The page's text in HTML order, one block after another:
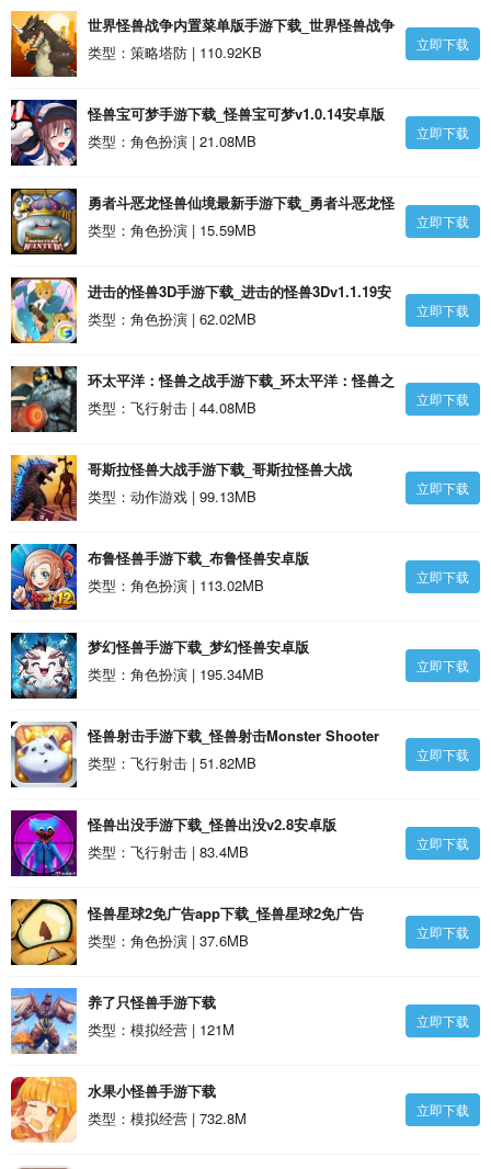
世界怪兽战争内置菜单版手游下载_世界怪兽战争
内置菜单版安卓版
类型：策略塔防 | 110.92KB 立即下载
怪兽宝可梦手游下载_怪兽宝可梦v1.0.14安卓版
类型：角色扮演 | 21.08MB
立即下载
勇者斗恶龙怪兽仙境最新手游下载_勇者斗恶龙怪
兽仙境最新1.13安卓版
类型：角色扮演 | 15.59MB 立即下载
进击的怪兽3D手游下载_进击的怪兽3Dv1.1.19安
卓版
类型：角色扮演 | 62.02MB 立即下载
环太平洋：怪兽之战手游下载_环太平洋：怪兽之
战6.9.1.13安卓版
类型：飞行射击 | 44.08MB 立即下载
哥斯拉怪兽大战手游下载_哥斯拉怪兽大战
v1.0.14安卓版
类型：动作游戏 | 99.13MB 立即下载
布鲁怪兽手游下载_布鲁怪兽安卓版
类型：角色扮演 | 113.02MB
立即下载
梦幻怪兽手游下载_梦幻怪兽安卓版
类型：角色扮演 | 195.34MB
立即下载
怪兽射击手游下载_怪兽射击Monster Shooter
1.0.6安卓版
类型：飞行射击 | 51.82MB 立即下载
怪兽出没手游下载_怪兽出没v2.8安卓版
类型：飞行射击 | 83.4MB
立即下载
怪兽星球2免广告app下载_怪兽星球2免广告
v1.3.3安卓版
类型：角色扮演 | 37.6MB 立即下载
养了只怪兽手游下载
类型：模拟经营 | 121M
立即下载
水果小怪兽手游下载
类型：模拟经营 | 732.8M
立即下载